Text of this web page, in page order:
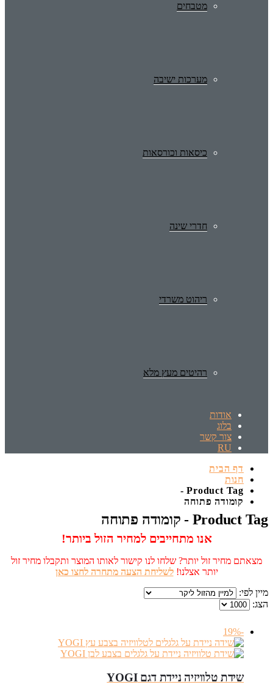
מטבחים
מערכות ישיבה
כיסאות וכורסאות
חדרי שינה
ריהוט משרדי
רהיטים מעץ מלא
אודות
בלוג
צור קשר
RU
דף הבית
חנות
Product Tag -
קומודה פתוחה
Product Tag - קומודה פתוחה
אנו מתחייבים למחיר הזול ביותר!
מצאתם מחיר זול יותר? שלחו לנו קישור לאותו המוצר ותקבלו מחיר זול
יותר אצלנו!לשליחת הצעה מתחרה לחצו כאן
מיין לפי:
הצג:
-19%
שידת טלוויזיה ניידת דגם YOGI